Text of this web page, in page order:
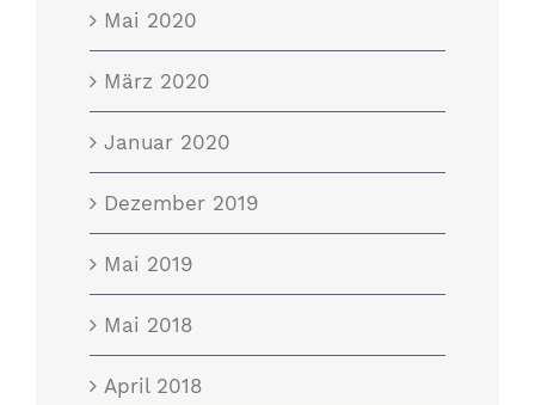
Mai 2020
März 2020
Januar 2020
Dezember 2019
Mai 2019
Mai 2018
April 2018